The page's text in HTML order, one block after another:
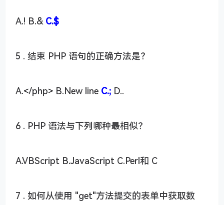
A.! B.& C.$
5 . 结束 PHP 语句的正确方法是？
A.</php> B.New line C.; D..
6 . PHP 语法与下列哪种最相似？
A.VBScript B.JavaScript C.Perl和 C
7 . 如何从使用 "get"方法提交的表单中获取数